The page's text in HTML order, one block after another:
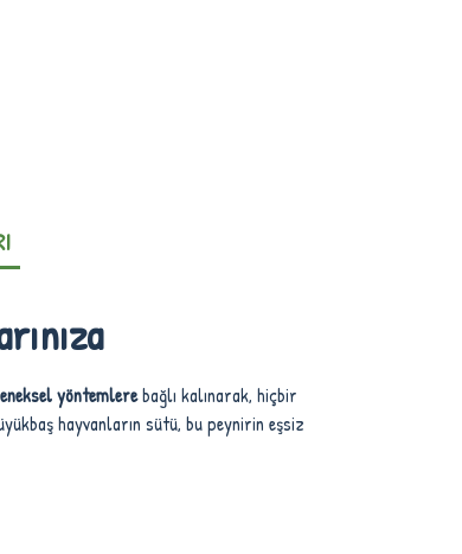
yöntemlerebağlı kalınarak, hiçbir
hayvanların sütü, bu peynirin eşsiz